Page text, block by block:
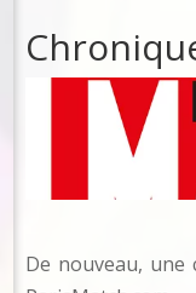
De nouveau,